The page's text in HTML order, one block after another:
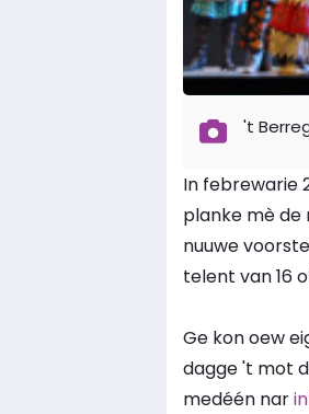
't
In febrewarie
planke mè de
nuuwe
telent van 16
Ge kon oew
dagge 't mot
medéén nar